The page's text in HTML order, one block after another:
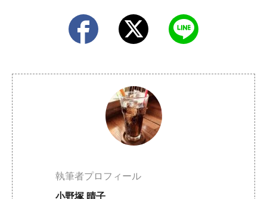
執筆者プロフィール
小野塚 晴子